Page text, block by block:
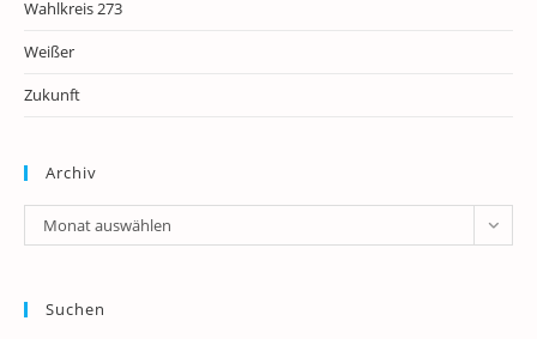
Wahlkreis 273
Weißer
Zukunft
Archiv
Archiv
Monat auswählen
Suchen